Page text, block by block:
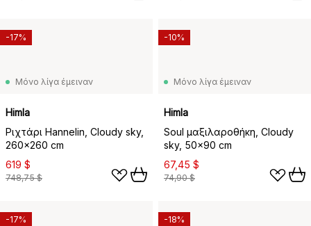
Μόνο λίγα έμειναν
Himla
Ριχτάρι Hannelin, Cloudy sky,
260x260 cm
619 $
748,75 $
-17%
Μόνο λίγα έμειναν
Himla
Soul μαξιλαροθήκη, Cloudy
sky, 50x90 cm
67,45 $
74,90 $
-10%
-17% -18%